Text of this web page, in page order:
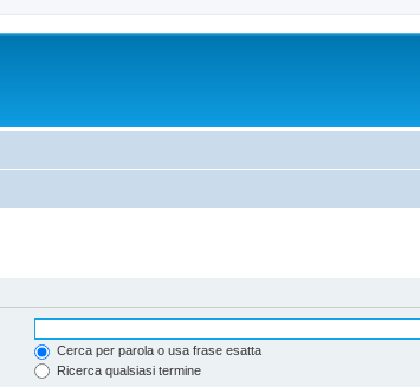
Cerca per parola o usa frase esatta
Ricerca qualsiasi termine